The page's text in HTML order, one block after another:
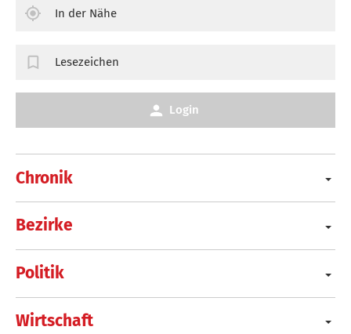
Chronik
Bezirke
Politik
Wirtschaft
In der Nähe
Lesezeichen
Login